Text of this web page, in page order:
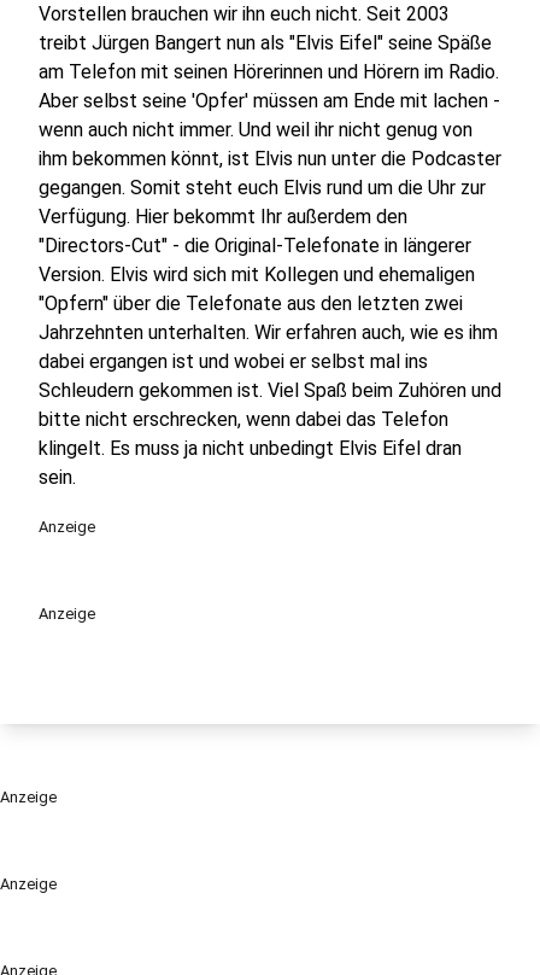
Anzeige
Anzeige
Vorstellen brauchen wir ihn euch nicht. Seit 2003
treibt Jürgen Bangert nun als "Elvis Eifel" seine Späße
am Telefon mit seinen Hörerinnen und Hörern im Radio.
Aber selbst seine 'Opfer' müssen am Ende mit lachen -
wenn auch nicht immer. Und weil ihr nicht genug von
ihm bekommen könnt, ist Elvis nun unter die Podcaster
gegangen. Somit steht euch Elvis rund um die Uhr zur
Verfügung. Hier bekommt Ihr außerdem den
"Directors-Cut" - die Original-Telefonate in längerer
Version. Elvis wird sich mit Kollegen und ehemaligen
"Opfern" über die Telefonate aus den letzten zwei
Jahrzehnten unterhalten. Wir erfahren auch, wie es ihm
dabei ergangen ist und wobei er selbst mal ins
Schleudern gekommen ist. Viel Spaß beim Zuhören und
bitte nicht erschrecken, wenn dabei das Telefon
klingelt. Es muss ja nicht unbedingt Elvis Eifel dran
sein.
Anzeige
Anzeige
Anzeige